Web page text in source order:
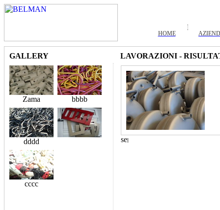
HOME
GALLERY LAVORAZIONI -
Zama bbbb
dddd
cccc